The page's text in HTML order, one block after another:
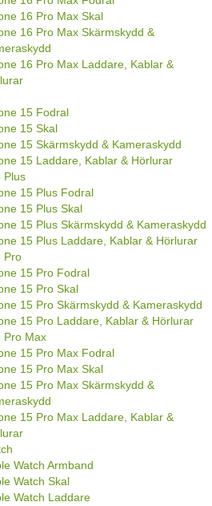
16 Pro Max Skal
16 Pro Max Skärmskydd &
16 Pro Max Laddare, Kablar &
15 Fodral
15 Skal
15 Skärmskydd & Kameraskydd
15 Laddare, Kablar & Hörlurar
Plus
15 Plus Fodral
15 Plus Skal
15 Plus Skärmskydd & Kameraskydd
15 Plus Laddare, Kablar & Hörlurar
Pro
15 Pro Fodral
15 Pro Skal
15 Pro Skärmskydd & Kameraskydd
15 Pro Laddare, Kablar & Hörlurar
Pro Max
15 Pro Max Fodral
15 Pro Max Skal
15 Pro Max Skärmskydd &
15 Pro Max Laddare, Kablar &
Watch Armband
Watch Skal
Watch Laddare